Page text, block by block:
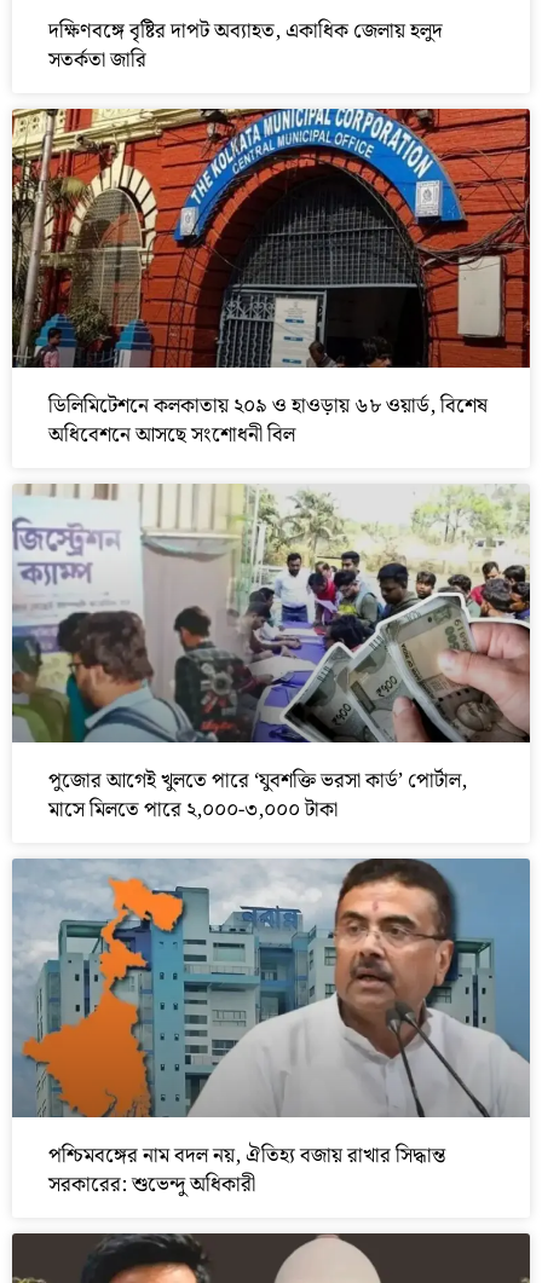
দক্ষিণবঙ্গে বৃষ্টির দাপট অব্যাহত, একাধিক জেলায় হলুদ
সতর্কতা জারি
ডিলিমিটেশনে কলকাতায় ২০৯ ও হাওড়ায় ৬৮ ওয়ার্ড, বিশেষ
অধিবেশনে আসছে সংশোধনী বিল
পুজোর আগেই খুলতে পারে ‘যুবশক্তি ভরসা কার্ড’ পোর্টাল,
মাসে মিলতে পারে ২,০০০-৩,০০০ টাকা
পশ্চিমবঙ্গের নাম বদল নয়, ঐতিহ্য বজায় রাখার সিদ্ধান্ত
সরকারের: শুভেন্দু অধিকারী